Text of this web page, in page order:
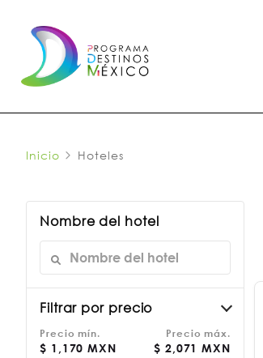
Inicio Hoteles
Nombre del hotel
Filtrar por precio
Precio mín.
$ 1,170 MXN
Precio máx.
$ 2,071 MXN